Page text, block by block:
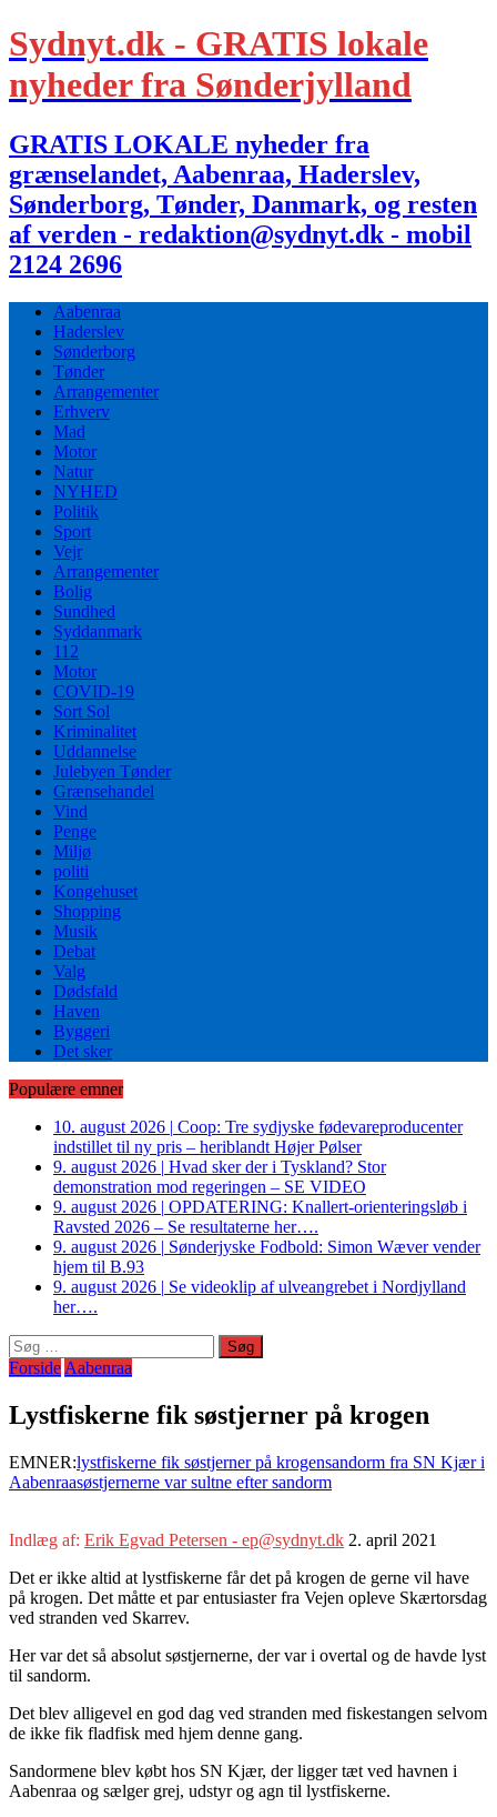
Sydnyt.dk - GRATIS lokale
nyheder fra Sønderjylland
GRATIS LOKALE nyheder fra
grænselandet, Aabenraa, Haderslev,
Sønderborg, Tønder, Danmark, og resten
af verden - redaktion@sydnyt.dk - mobil
2124 2696
Aabenraa
Haderslev
Sønderborg
Tønder
Arrangementer
Erhverv
Mad
Motor
Natur
NYHED
Politik
Sport
Vejr
Arrangementer
Bolig
Sundhed
Syddanmark
112
Motor
COVID-19
Sort Sol
Kriminalitet
Uddannelse
Julebyen Tønder
Grænsehandel
Vind
Penge
Miljø
politi
Kongehuset
Shopping
Musik
Debat
Valg
Dødsfald
Haven
Byggeri
Det sker
Populære emner
10. august 2026 | Coop: Tre sydjyske fødevareproducenter
indstillet til ny pris – heriblandt Højer Pølser
9. august 2026 | Hvad sker der i Tyskland? Stor
demonstration mod regeringen – SE VIDEO
9. august 2026 | OPDATERING: Knallert-orienteringsløb i
Ravsted 2026 – Se resultaterne her….
9. august 2026 | Sønderjyske Fodbold: Simon Wæver vender
hjem til B.93
9. august 2026 | Se videoklip af ulveangrebet i Nordjylland
her….
Søg
efter:
Forside Aabenraa
Lystfiskerne fik søstjerner på krogen
EMNER:lystfiskerne fik søstjerner på krogensandorm fra SN Kjær i
Aabenraasøstjernerne var sultne efter sandorm
Indlæg af: Erik Egvad Petersen - ep@sydnyt.dk 2. april 2021
Det er ikke altid at lystfiskerne får det på krogen de gerne vil have
på krogen. Det måtte et par entusiaster fra Vejen opleve Skærtorsdag
ved stranden ved Skarrev.
Her var det så absolut søstjernerne, der var i overtal og de havde lyst
til sandorm.
Det blev alligevel en god dag ved stranden med fiskestangen selvom
de ikke fik fladfisk med hjem denne gang.
Sandormene blev købt hos SN Kjær, der ligger tæt ved havnen i
Aabenraa og sælger grej, udstyr og agn til lystfiskerne.